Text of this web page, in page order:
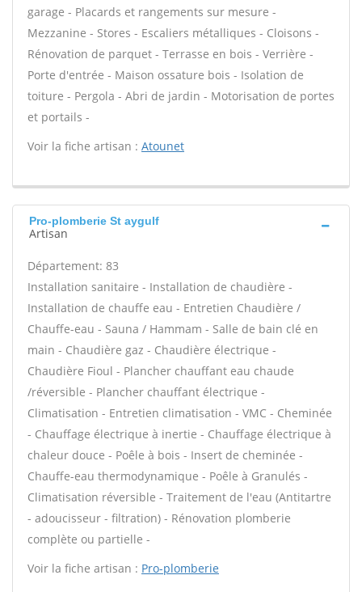
garage - Placards et rangements sur mesure -
Mezzanine - Stores - Escaliers métalliques - Cloisons -
Rénovation de parquet - Terrasse en bois - Verrière -
Porte d'entrée - Maison ossature bois - Isolation de
toiture - Pergola - Abri de jardin - Motorisation de portes
et portails -
Voir la fiche artisan : Atounet
Pro-plomberie St aygulf
Artisan
Département: 83
Installation sanitaire - Installation de chaudière -
Installation de chauffe eau - Entretien Chaudière /
Chauffe-eau - Sauna / Hammam - Salle de bain clé en
main - Chaudière gaz - Chaudière électrique -
Chaudière Fioul - Plancher chauffant eau chaude
/réversible - Plancher chauffant électrique -
Climatisation - Entretien climatisation - VMC - Cheminée
- Chauffage électrique à inertie - Chauffage électrique à
chaleur douce - Poêle à bois - Insert de cheminée -
Chauffe-eau thermodynamique - Poêle à Granulés -
Climatisation réversible - Traitement de l'eau (Antitartre
- adoucisseur - filtration) - Rénovation plomberie
complète ou partielle -
Voir la fiche artisan : Pro-plomberie